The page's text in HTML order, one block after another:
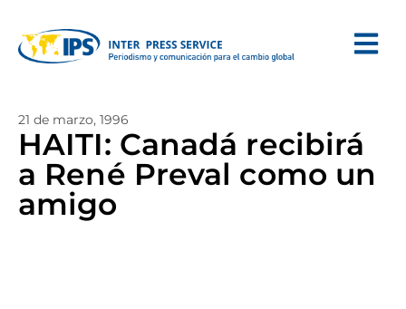
21 de marzo, 1996
HAITI: Canadá recibirá
a René Preval como un
amigo